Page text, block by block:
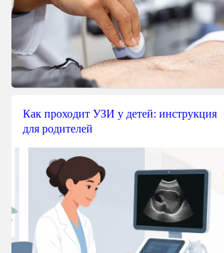
Как проходит УЗИ у детей: инструкция
для родителей